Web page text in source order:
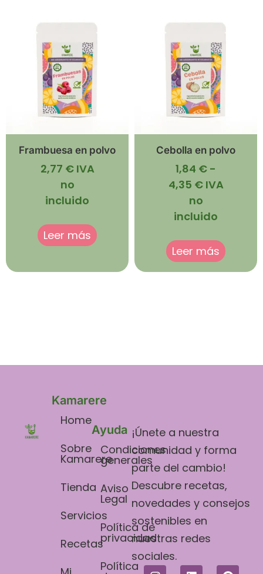
Frambuesa en polvo
2,77 €IVA
no
incluido
Leer más
Cebolla en polvo
1,84 € -
4,35 €IVA
no
incluido
Leer más
Kamarere
Home
Sobre
Kamarere
Tienda
Servicios
Recetas
Ayuda
Condiciones
generales
Aviso
Legal​
Política de
privacidad
Política
¡Únete a nuestra
comunidad y forma
parte del cambio!
Descubre recetas,
novedades y consejos
sostenibles en
nuestras redes
sociales.